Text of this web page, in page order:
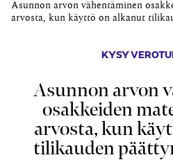
Asunnon arvon vähentäminen
arvosta, kun käyttö on alkanut
KYSY
Asunnon arvon
osakkeiden
arvosta, kun
tilikauden